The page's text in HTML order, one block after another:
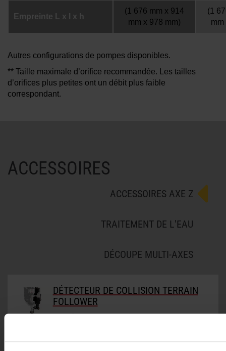
Empreinte L x l x h
(1 676 mm x 914
mm x 978 mm)
(1
mm
Autres configurations de pompes disponibles.
** Taille maximale d’orifice recommandée. Les tailles
d’orifices plus petites ont un débit plus faible
correspondant.
ACCESSOIRES
ACCESSOIRES AXE Z
TRAITEMENT DE L'EAU
DÉCOUPE MULTI-AXES
DÉTECTEUR DE COLLISION TERRAIN
FOLLOWER
surfaces irrégulières.